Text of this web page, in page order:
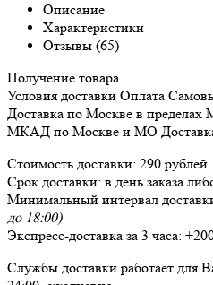
Описание
Характеристики
Отзывы (65)
Получение товара
Условия доставки Оплата
Доставка по Москве в
МКАД по Москве и МО
Стоимость доставки: 290 рублей
Срок доставки: в день заказа
Минимальный интервал
до 18:00)
Экспресс-доставка за 3 часа:
Службы доставки работает для